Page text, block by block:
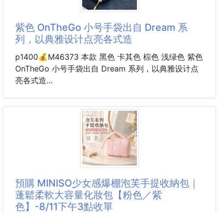
紫色 OnTheGo 小号手袋出自 Dream 系
列，以典雅设计点亮各式造
p1400💰M46373 本款 黑色 卡其色 棕色 浅绿色 紫色
OnTheGo 小号手袋出自 Dream 系列，以典雅设计点
亮各式造
彩效果。耀目金属件与多重口袋丰富细节，纤长肩带方
便斜挎，尺寸：25X19X11.5厘米
預購 MINISO少女感爆棚泡芙手提收納包｜
蓬鬆柔軟大容量化妝包【粉色／紫
色】-8/11下午3點收單